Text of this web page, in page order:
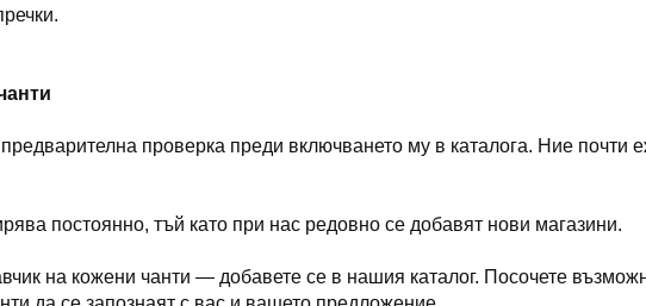
проверка преди включването му в каталога. Ние
постоянно, тъй като при нас редовно се добавят нови магазини.
на кожени чанти — добавете се в нашия каталог. Посочете